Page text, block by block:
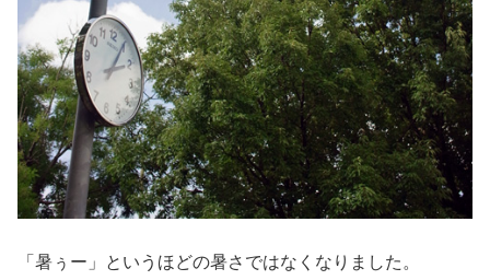
「暑ぅー」というほどの暑さではなくなりました。